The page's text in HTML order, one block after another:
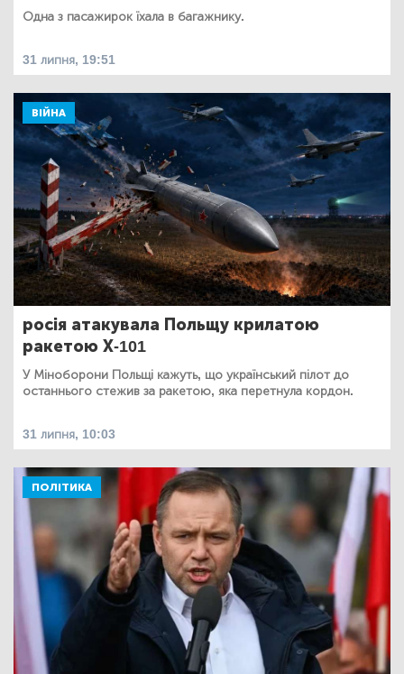
Одна з пасажирок їхала в багажнику.
31 липня, 19:51
ВІЙНА
росія атакувала Польщу крилатою
ракетою Х-101
У Міноборони Польщі кажуть, що український пілот до
останнього стежив за ракетою, яка перетнула кордон.
31 липня, 10:03
ПОЛІТИКА